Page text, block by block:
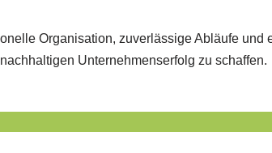
Organisation, zuverlässige Abläufe und
Unternehmenserfolg zu schaffen.